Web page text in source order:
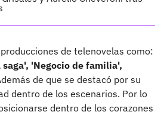
de telenovelas como:
'Negocio de familia',
de que se destacó por su
dentro de los escenarios. Por lo
dentro de los corazones